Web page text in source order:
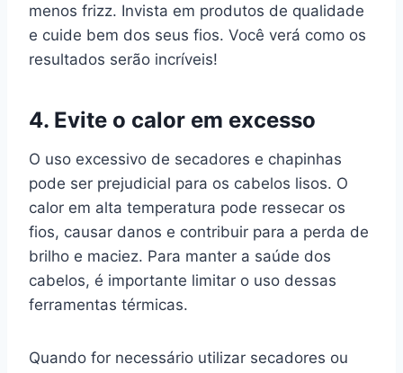
menos frizz. Invista em produtos de qualidade
e cuide bem dos seus fios. Você verá como os
resultados serão incríveis!
4. Evite o calor em excesso
O uso excessivo de secadores e chapinhas
pode ser prejudicial para os cabelos lisos. O
calor em alta temperatura pode ressecar os
fios, causar danos e contribuir para a perda de
brilho e maciez. Para manter a saúde dos
cabelos, é importante limitar o uso dessas
ferramentas térmicas.
Quando for necessário utilizar secadores ou